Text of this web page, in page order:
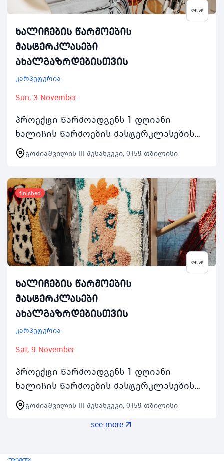
ხალიჩების წარმოების
მასტერკლასები
ახალგაზრდებისთვის
კარპეტერია
Sun, 3 November
პროექტი წარმოადგენს 1 დღიანი
ხალიჩის წარმოების მასტერკლასების
სერიას რომელიც გაიმართება ყოველ
შაბათკვირას 2 ნოემბრიდან 24 ნოემბრის
ჩათვლით 1000 საათიდ…
გოძიაშვილის III შესახვევი, 0159 თბილისი
finished
ხალიჩების წარმოების
მასტერკლასები
ახალგაზრდებისთვის
კარპეტერია
Sat, 9 November
პროექტი წარმოადგენს 1 დღიანი
ხალიჩის წარმოების მასტერკლასების
სერიას რომელიც გაიმართება ყოველ
შაბათკვირას 2 ნოემბრიდან 24 ნოემბრის
ჩათვლით 1000 საათიდ…
გოძიაშვილის III შესახვევი, 0159 თბილისი
see more